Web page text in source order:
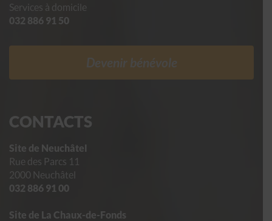
Services à domicile
032 886 91 50
Devenir bénévole
CONTACTS
Site de Neuchâtel
Rue des Parcs 11
2000 Neuchâtel
032 886 91 00
Site de La Chaux-de-Fonds